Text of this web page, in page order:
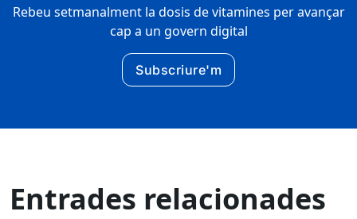
Rebeu setmanalment la dosis de vitamines per avançar
cap a un govern digital
Subscriure'm
Entrades relacionades